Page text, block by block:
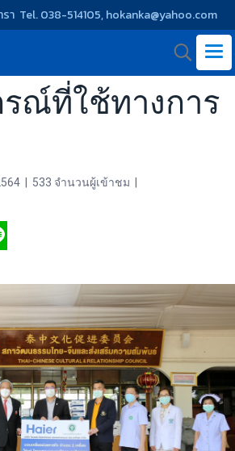
รา Tel. 038-514105, hokanka@yahoo.com
ณ์ที่ใช้ทางการ
533 จำนวนผู้เข้าชม